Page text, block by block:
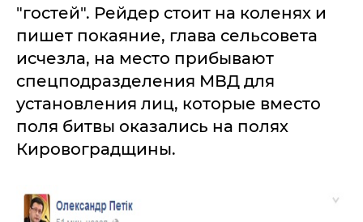
"гостей". Рейдер стоит на коленях и
пишет покаяние, глава сельсовета
исчезла, на место прибывают
спецподразделения МВД для
установления лиц, которые вместо
поля битвы оказались на полях
Кировоградщины.